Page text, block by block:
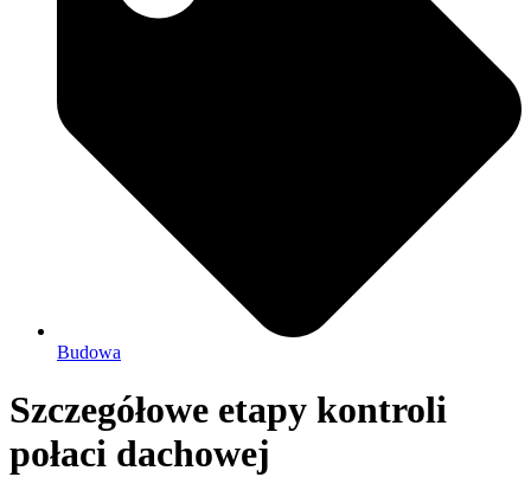
Budowa
Szczegółowe etapy kontroli
połaci dachowej